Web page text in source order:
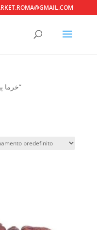
/ Prodotti taggati “خرما پیارم بم”